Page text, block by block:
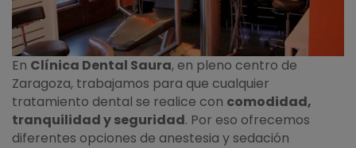
En Clínica Dental Saura, en pleno centro de
Zaragoza, trabajamos para que cualquier
tratamiento dental se realice con comodidad,
tranquilidad y seguridad. Por eso ofrecemos
diferentes opciones de anestesia y sedación